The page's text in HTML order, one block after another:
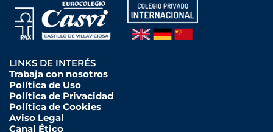
LINKS DE INTERÉS
Trabaja con nosotros
Política de Uso
Política de Privacidad
Política de Cookies
Aviso Legal
Canal Ético